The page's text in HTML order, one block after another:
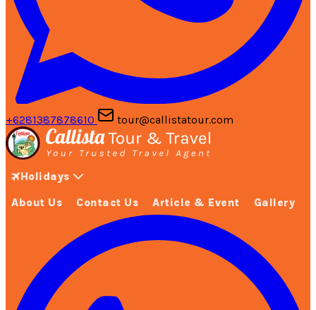
+6281387878610 tour@callistatour.com
Holidays
About Us Contact Us Article & Event Gallery